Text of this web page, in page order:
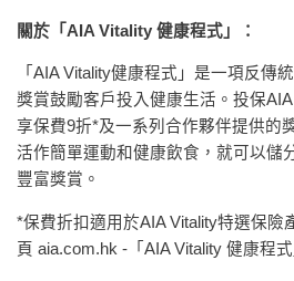
關於「AIA Vitality 健康程式」：
「AIA Vitality健康程式」是一項反傳
獎賞鼓勵客戶投入健康生活。投保
享保費9折*及一系列合作夥伴提供的
活作簡單運動和健康飲食，就可以儲
豐富獎賞。
*保費折扣適用於AIA Vitality特選保險
頁 aia.com.hk -「AIA Vitality 健康程式